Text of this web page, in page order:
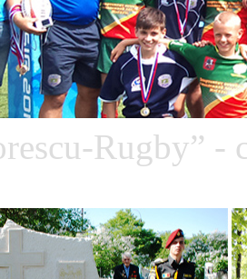
Rugby” -